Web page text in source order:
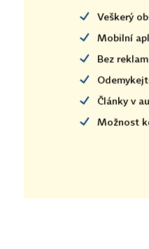
Veškerý
Mobilní
Bez reklam
Články v
Možnost